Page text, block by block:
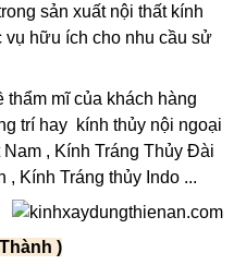
sản xuất nội thất kính
vụ hữu ích cho nhu cầu sử
thẩm mĩ của khách hàng
trí hay kính thủy nội ngoại
, Kính Tráng Thủy Đài
, Kính Tráng thủy Indo ...
)